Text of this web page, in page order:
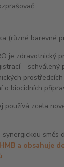
(různé barevné
je zdravotnický
– schválený
o biocidních
používá zcela
směs
a obsahuje